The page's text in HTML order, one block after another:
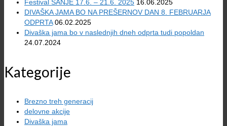
Festival SANJE 17.6. – 21.6. 2025 16.06.2025
DIVAŠKA JAMA BO NA PREŠERNOV DAN 8. FEBRUARJA
ODPRTA 06.02.2025
Divaška jama bo v naslednjih dneh odprta tudi popoldan
24.07.2024
Kategorije
Brezno treh generacij
delovne akcije
Divaška jama